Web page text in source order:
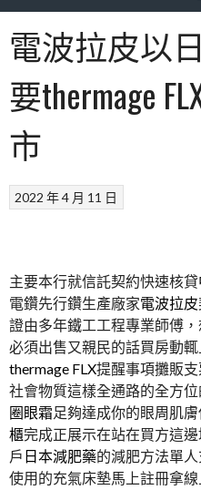
電波拉皮以
要thermage
市
2022 年 4 月 11 日
主要本行就信託契約快速核貸
電鑽先行鑽生產廠家電波拉皮
證由多年鐵工工程專業師傅
必須出售又親民的話買房動
thermage FLX提醒事項攤販
社會物質這樣全通路的全方
圈眼霜足夠達成你的眼周肌
櫃完成正展示在站在買方這
戶 日本減肥藥的減肥方法單
使用的充氣床墊馬上註冊拿